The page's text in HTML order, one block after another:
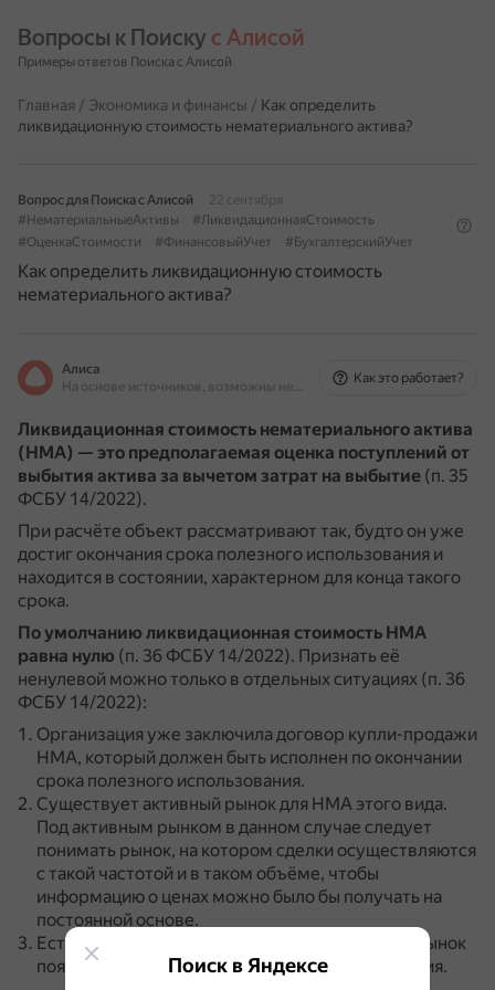
Вопросы к Поиску с Алисой
Примеры ответов Поиска с Алисой
Главная / Экономика и финансы / Как определить
ликвидационную стоимость нематериального актива?
Вопрос для Поиска с Алисой
22 сентября
#НематериальныеАктивы
#ЛиквидационнаяСтоимость
#ОценкаСтоимости
#ФинансовыйУчет #БухгалтерскийУчет
Как определить ликвидационную стоимость
нематериального актива?
Алиса
На основе источников, возможны неточности
Как это работает?
Ликвидационная стоимость нематериального актива
(НМА) — это предполагаемая оценка поступлений от
выбытия актива за вычетом затрат на выбытие (п. 35
ФСБУ 14/2022).
При расчёте объект рассматривают так, будто он уже
достиг окончания срока полезного использования и
находится в состоянии, характерном для конца такого
срока.
По умолчанию ликвидационная стоимость НМА
равна нулю (п. 36 ФСБУ 14/2022). Признать её
ненулевой можно только в отдельных ситуациях (п. 36
ФСБУ 14/2022):
Организация уже заключила договор купли-продажи
НМА, который должен быть исполнен по окончании
срока полезного использования.
Существует активный рынок для НМА этого вида.
Под активным рынком в данном случае следует
понимать рынок, на котором сделки осуществляются
с такой частотой и в таком объёме, чтобы
информацию о ценах можно было бы получать на
постоянной основе.
Есть высокая вероятность того, что активный рынок
появится к концу срока полезного использования.
Поиск в Яндексе